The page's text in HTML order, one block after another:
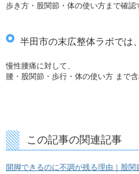
歩き方・股関節・体の使い方まで確認
半田市の末広整体ラボでは、
慢性腰痛に対して、
腰・股関節・歩行・体の使い方 まで含
この記事の関連記事
開脚できるのに不調が残る理由｜股